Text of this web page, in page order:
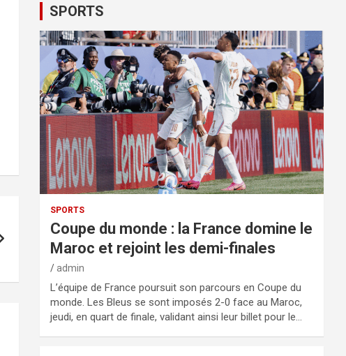
SPORTS
SPORTS
Coupe du monde : la France domine le
Maroc et rejoint les demi-finales
admin
L’équipe de France poursuit son parcours en Coupe du
monde. Les Bleus se sont imposés 2-0 face au Maroc,
jeudi, en quart de finale, validant ainsi leur billet pour le…